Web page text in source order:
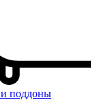
поддоны